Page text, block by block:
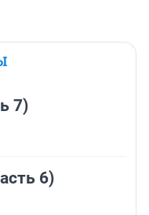
7)
6)